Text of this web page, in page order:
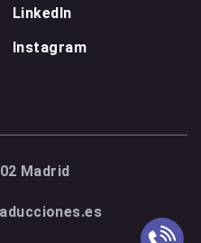
LinkedIn
Instagram
Madrid